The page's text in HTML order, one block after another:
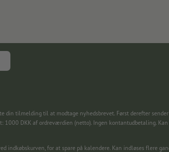
tilmelding til at modtage nyhedsbrevet. Først derefter
DKK af ordreværdien (netto). Ingen kontantudbetaling.
for at spare på kalendere. Kan indløses flere